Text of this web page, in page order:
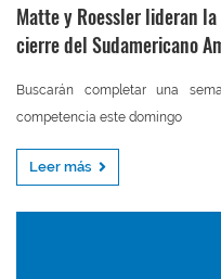
Matte y Roessler lideran
cierre del Sudamericano
Buscarán completar una
competencia este domingo
Leer más